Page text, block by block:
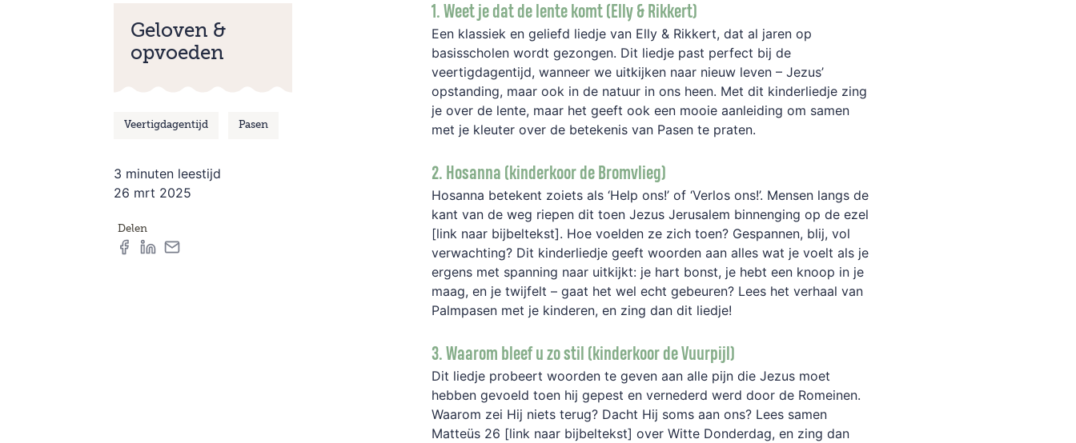
1. Weet je dat de lente komt (Elly & Rikkert)
Een klassiek en geliefd liedje van Elly & Rikkert, dat al jaren op
basisscholen wordt gezongen. Dit liedje past perfect bij de
veertigdagentijd, wanneer we uitkijken naar nieuw leven – Jezus’
opstanding, maar ook in de natuur in ons heen. Met dit kinderliedje zing
je over de lente, maar het geeft ook een mooie aanleiding om samen
met je kleuter over de betekenis van Pasen te praten.
2. Hosanna (kinderkoor de Bromvlieg)
Hosanna betekent zoiets als ‘Help ons!’ of ‘Verlos ons!’. Mensen langs de
kant van de weg riepen dit toen Jezus Jerusalem binnenging op de ezel
[link naar bijbeltekst]. Hoe voelden ze zich toen? Gespannen, blij, vol
verwachting? Dit kinderliedje geeft woorden aan alles wat je voelt als je
ergens met spanning naar uitkijkt: je hart bonst, je hebt een knoop in je
maag, en je twijfelt – gaat het wel echt gebeuren? Lees het verhaal van
Palmpasen met je kinderen, en zing dan dit liedje!
3. Waarom bleef u zo stil (kinderkoor de Vuurpijl)
Dit liedje probeert woorden te geven aan alle pijn die Jezus moet
hebben gevoeld toen hij gepest en vernederd werd door de Romeinen.
Waarom zei Hij niets terug? Dacht Hij soms aan ons? Lees samen
Matteüs 26 [link naar bijbeltekst] over Witte Donderdag, en zing dan
Geloven &
opvoeden
Veertigdagentijd Pasen
3 minuten leestijd
26 mrt 2025
Delen